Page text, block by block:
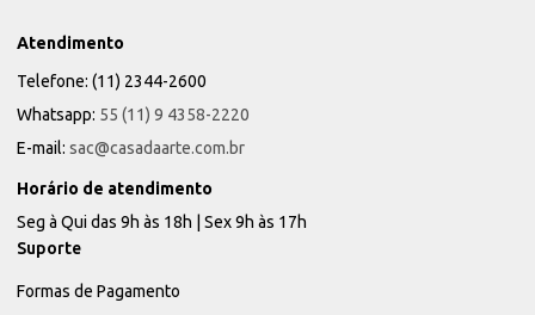
Atendimento
Telefone: (11) 2344-2600
Whatsapp: 55 (11) 9 4358-2220
E-mail: sac@casadaarte.com.br
Horário de atendimento
Seg à Qui das 9h às 18h | Sex 9h às 17h
Suporte
Formas de Pagamento